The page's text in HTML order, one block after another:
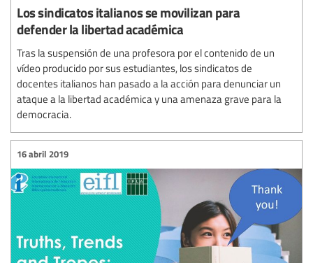
Los sindicatos italianos se movilizan para
defender la libertad académica
Tras la suspensión de una profesora por el contenido de un
vídeo producido por sus estudiantes, los sindicatos de
docentes italianos han pasado a la acción para denunciar un
ataque a la libertad académica y una amenaza grave para la
democracia.
16 abril 2019